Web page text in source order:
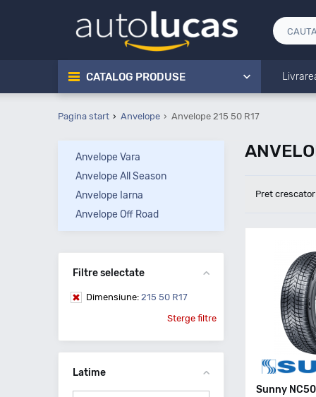
CATALOG PRODUSE
Pagina start Anvelope Anvelope 215 50 R17
Pret crescator
Sunny
Anvelope Vara
Anvelope All Season
Anvelope Iarna
Anvelope Off Road
Filtre selectate
Dimensiune: 215 50 R17
Sterge filtre
Latime